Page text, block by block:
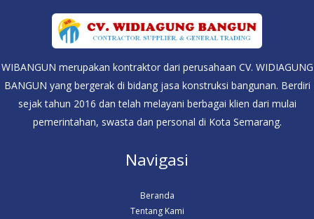
WIBANGUN merupakan kontraktor dari perusahaan CV. WIDIAGUNG
BANGUN yang bergerak di bidang jasa konstruksi bangunan. Berdiri
sejak tahun 2016 dan telah melayani berbagai klien dari mulai
pemerintahan, swasta dan personal di Kota Semarang.
Navigasi
Beranda
Tentang Kami